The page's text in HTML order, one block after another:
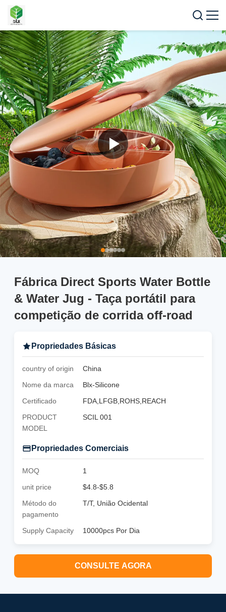
Fábrica Direct Sports Water Bottle
& Water Jug - Taça portátil para
competição de corrida off-road
Propriedades Básicas
country of origin
China
Nome da marca
Blx-Silicone
Certificado
FDA,LFGB,ROHS,REACH
PRODUCT
MODEL
SCIL 001
Propriedades Comerciais
MOQ
1
unit price
$4.8-$5.8
Método do
pagamento
T/T, União Ocidental
Supply Capacity 10000pcs Por Dia
CONSULTE AGORA